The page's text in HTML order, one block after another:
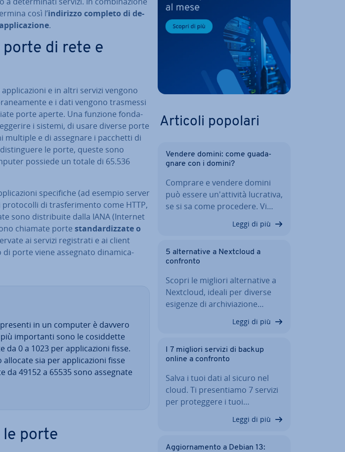
così l’indirizzo completo di de­
.
porte di rete e
e in altri servizi vengono
e i dati vengono trasmessi
porte aperte. Una funzione fon­da­
i sistemi, di usare diverse porte
e di assegnare i pacchetti di
le porte, queste sono
possiede un totale di 65.536
spe­ci­fi­che (ad esempio server
di tra­sfe­ri­men­to come HTTP,
sono di­stri­bui­te dalla IANA (Internet
chiamate porte stan­dar­diz­za­te o
ai servizi re­gi­stra­ti e ai client
porte viene assegnato di­na­mi­ca­
presenti in un computer è davvero
im­por­tan­ti sono le co­sid­det­te
0 a 1023 per ap­pli­ca­zio­ni fisse.
allocate sia per ap­pli­ca­zio­ni fisse
da 49152 a 65535 sono assegnate
le porte
Articoli popolari
Vendere domini: come gua­da­
gna­re con i domini?
Comprare e vendere domini
può essere un'at­ti­vi­tà lucrativa,
se si sa come procedere. Vi…
Leggi di più
5 al­ter­na­ti­ve a Nextcloud a
confronto
Scopri le migliori al­ter­na­ti­ve a
Nextcloud, ideali per diverse
esigenze di ar­chi­via­zio­ne…
Leggi di più
I 7 migliori servizi di backup
online a confronto
Salva i tuoi dati al sicuro nel
cloud. Ti pre­sen­tia­mo 7 servizi
per pro­teg­ge­re i tuoi…
Leggi di più
Ag­gior­na­men­to a Debian 13: